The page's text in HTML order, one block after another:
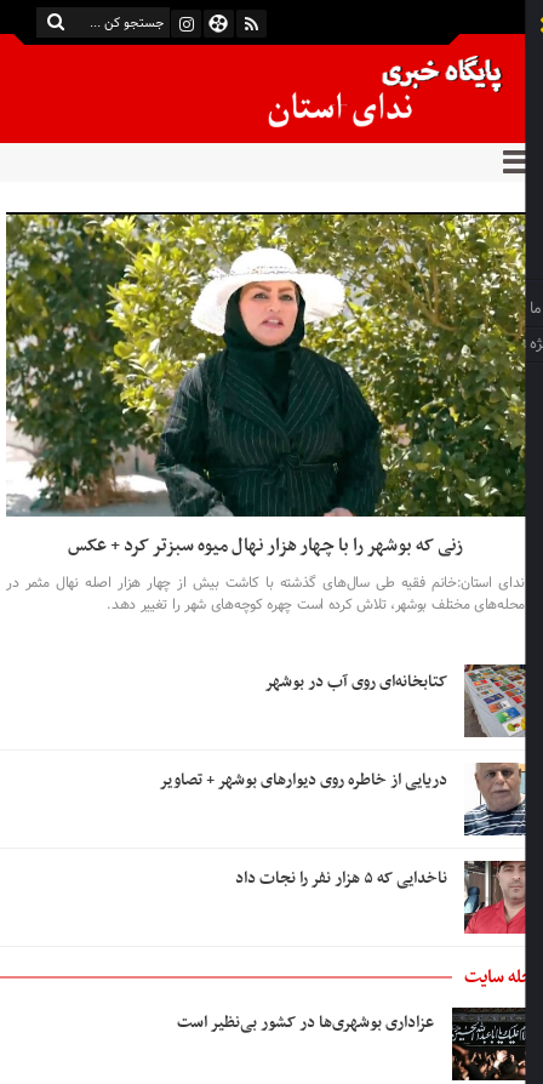
زنی که بوشهر را با چهار هزار نهال میوه سبزتر کرد + عکس
ندای استان:خانم فقیه طی سال‌های گذشته با کاشت بیش از چهار هزار اصله نهال مثمر در
محله‌های مختلف بوشهر، تلاش کرده است چهره کوچه‌های شهر را تغییر دهد.
کتابخانه‌ای روی آب در بوشهر
دریایی از خاطره روی دیوارهای بوشهر + تصاویر
ناخدایی که ۵ هزار نفر را نجات داد
سایت
عزاداری بوشهری‌ها در کشور بی‌نظیر است